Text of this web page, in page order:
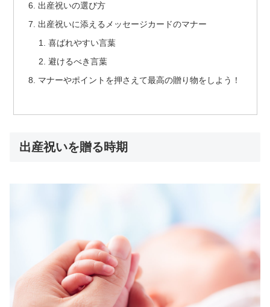
出産祝いの選び方
出産祝いに添えるメッセージカードのマナー
喜ばれやすい言葉
避けるべき言葉
マナーやポイントを押さえて最高の贈り物をしよう！
出産祝いを贈る時期